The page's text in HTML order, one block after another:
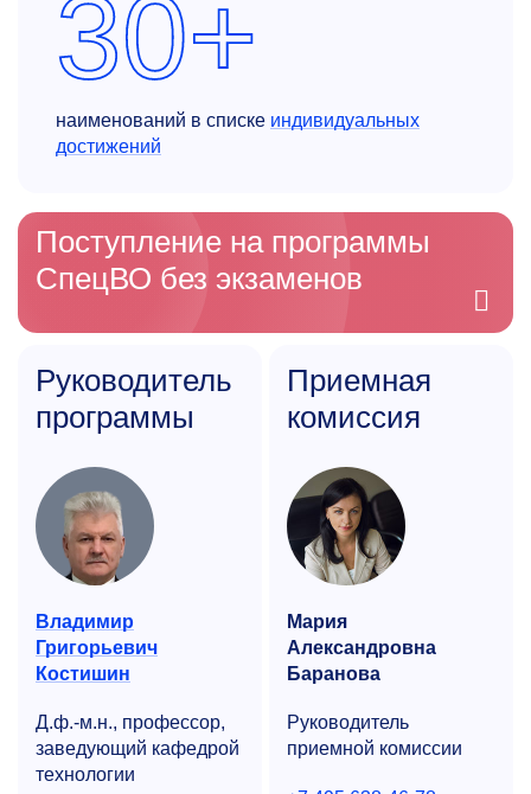
30+
наименований в списке индивидуальных
достижений
Поступление на программы
СпецВО без экзаменов
Руководитель
программы
Владимир
Григорьевич
Костишин
Д.ф.-м.н., профессор,
заведующий кафедрой
технологии
Приемная
комиссия
Мария
Александровна
Баранова
Руководитель
приемной комиссии